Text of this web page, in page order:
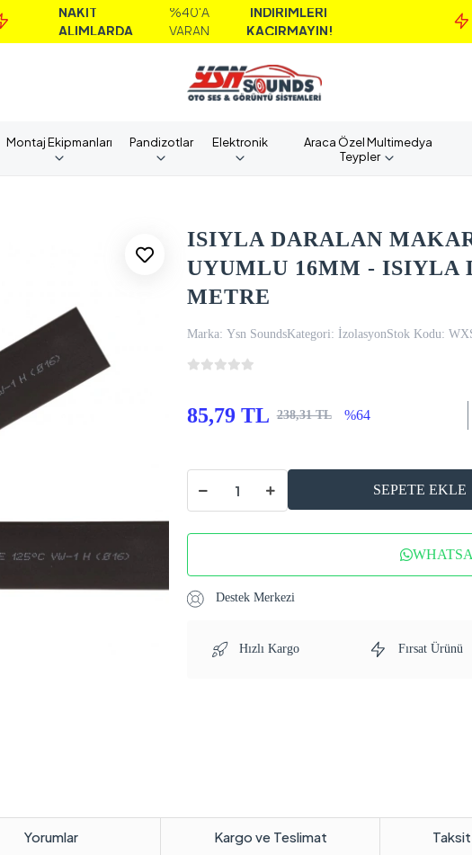
NAKİT
ALIMLARDA
VARAN
İNDİRİMLERİ
KAÇIRMAYIN!
Montaj Ekipmanları Pandizotlar Elektronik
Araca Özel Multimedya
Teypler
ISIYLA DARALAN
UYUMLU 16MM - ISIYLA
METRE
Marka: Ysn SoundsKategori: İzolasyonStok Kodu:
85,79 TL 238,31 TL %64
SEPETE EKLE
Destek Merkezi
Hızlı Kargo Fırsat Ürünü
Yorumlar Kargo ve Teslimat